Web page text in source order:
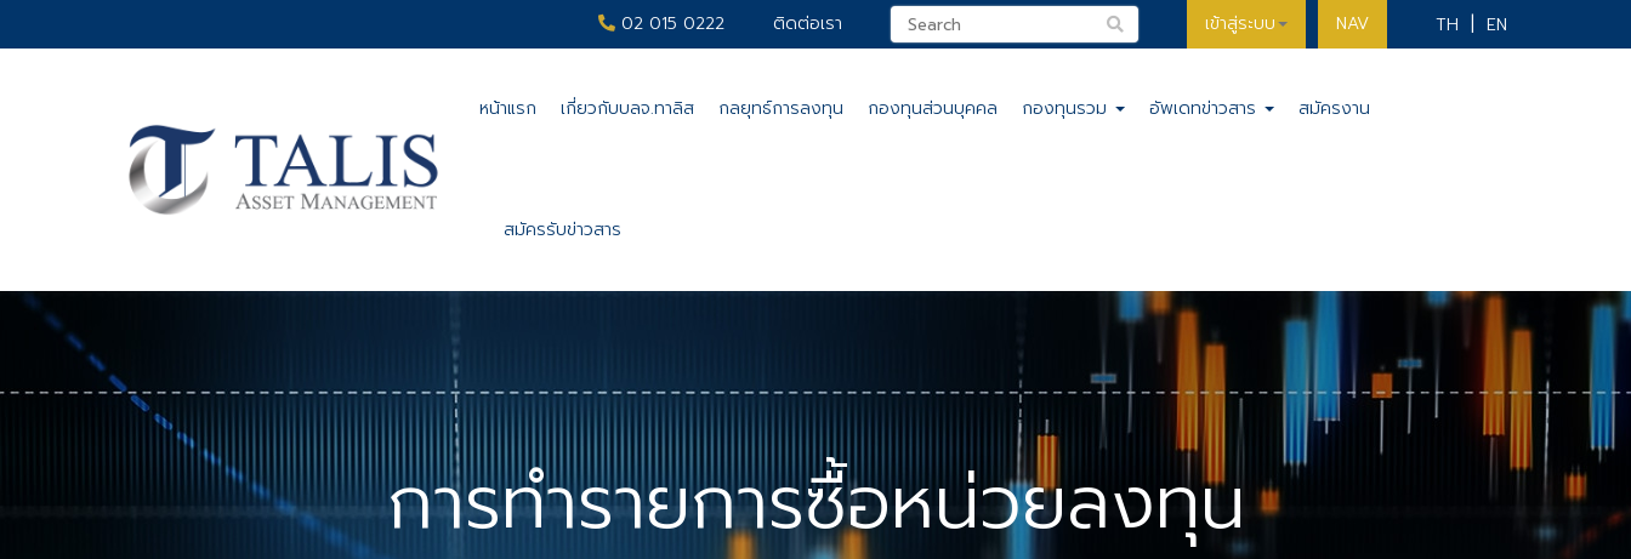
02 015 0222 ติดต่อเรา เข้าสู่ระบบ NAV TH EN
หน้าแรก เกี่ยวกับบลจ.ทาลิส กลยุทธ์การลงทุน กองทุนส่วนบุคคล กองทุนรวม อัพเดทข่าวสาร สมัครงาน
สมัครรับข่าวสาร
การทำรายการซื้อหน่วยลงทุน